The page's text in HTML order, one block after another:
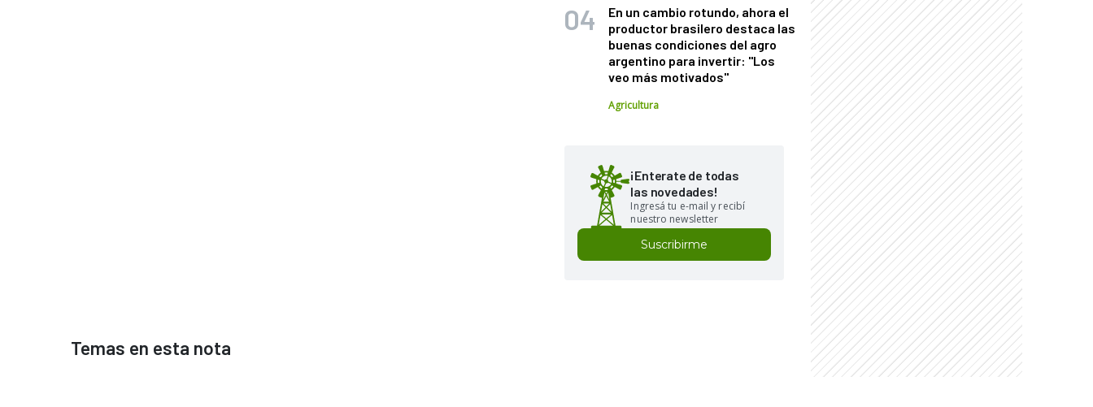
En un cambio rotundo, ahora el
productor brasilero destaca las
buenas condiciones del agro
argentino para invertir: "Los
veo más motivados"
Agricultura
¡Enterate de todas
las novedades!
Ingresá tu e-mail y recibí
nuestro newsletter
Suscribirme
Temas en esta nota